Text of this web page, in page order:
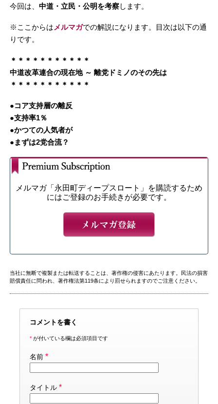
今回は、 中道・立民・公明を考察します。
※ここからは メルマガでの解説になります。目次は以下の通
りです。
＊＊＊＊＊＊＊＊＊＊＊
中道改革連合の現在地 ～ 離党ドミノのその先は
＊＊＊＊＊＊＊＊＊＊＊
●コア支持層の離反
●支持率1％
●かつての人気者が
●まずは2党合流？
メルマガ「永田町ディープスロート」を購読するため
にはご登録のお手続きが必要です。
当社に無断で複製または転送することは、著作権の侵害にあたります。民法の損害
賠償責任に問われ、著作権法第119条により罰せられますのでご注意ください。
コメントを書く
* が付いている欄は必須項目です
名前 *
タイトル *